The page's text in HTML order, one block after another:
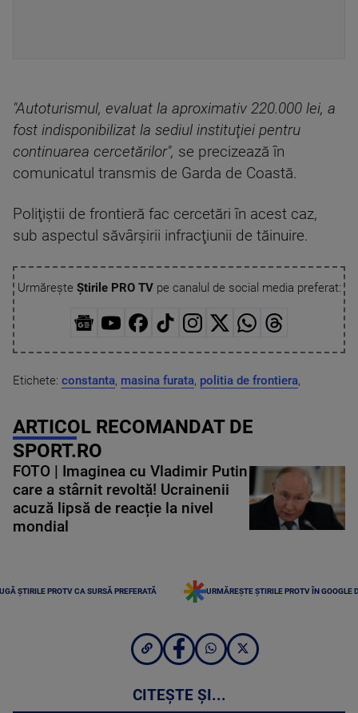
"Autoturismul, evaluat la aproximativ 220.000 lei, a
fost indisponibilizat la sediul instituţiei pentru
continuarea cercetărilor", se precizează în
comunicatul transmis de Garda de Coastă.
Poliţiştii de frontieră fac cercetări în acest caz,
sub aspectul săvârşirii infracţiunii de tăinuire.
Urmărește Știrile PRO TVpe canalul de social media preferat:
Etichete: constanta, masina furata, politia de frontiera,
ARTICOL RECOMANDAT DE
SPORT.RO
FOTO | Imaginea cu Vladimir Putin
care a stârnit revoltă! Ucrainenii
acuză lipsă de reacție la nivel
mondial
ȘTIRILE PROTV CA SURSĂ PREFERATĂ URMĂREȘTE ȘTIRILE PROTV ÎN GOOGLE
CITEȘTE ȘI...